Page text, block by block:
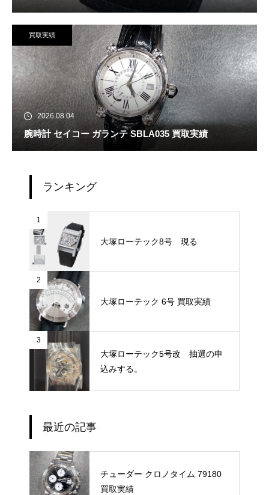
買取実績
2026.08.04
腕時計 セイコー ガランテ SBLA035 買取実績
ランキング
1
大塚ローテック8号 現る
2
大塚ローテック 6号 買取実績
3
大塚ローテック5号改 抽選の申
込みする。
最近の記事
チューダー クロノタイム 79180
買取実績